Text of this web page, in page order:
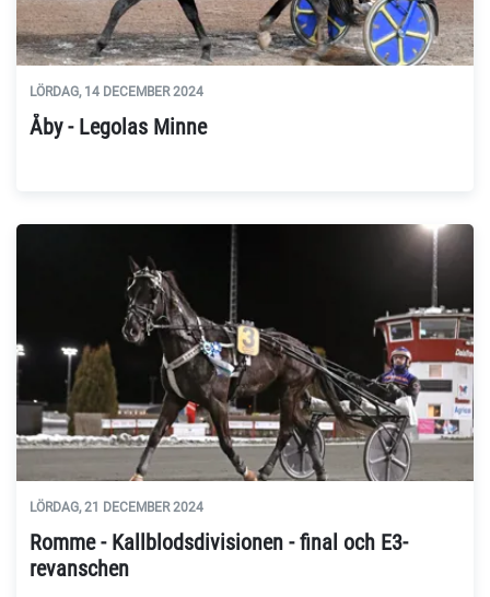
LÖRDAG, 14 DECEMBER 2024
Åby - Legolas Minne
LÖRDAG, 21 DECEMBER 2024
Romme - Kallblodsdivisionen - final och E3-
revanschen